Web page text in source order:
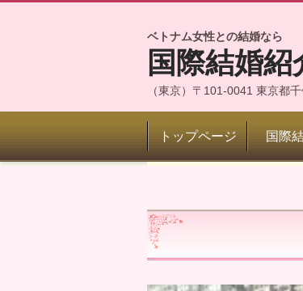
ベトナム女性との結婚なら
国際結婚
（東京）〒101-0041 東京都
トップページ 国際